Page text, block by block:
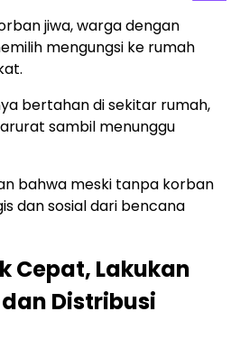
jiwa, warga dengan
mengungsi ke rumah
bertahan di sekitar rumah,
sambil menunggu
bahwa meski tanpa korban
dan sosial dari bencana
Cepat, Lakukan
Distribusi